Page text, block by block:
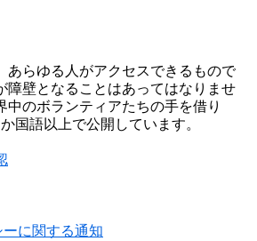
あらゆる人がアクセスできるもので
障壁となることはあってはなりませ
中のボランティアたちの手を借り
国語以上で公開しています。
に関する通知